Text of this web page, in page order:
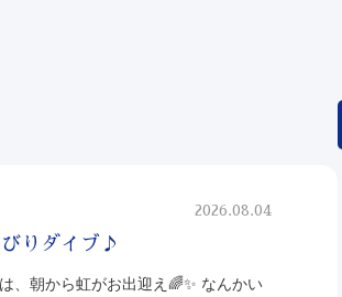
2026.08.04
りダイブ♪
、朝から虹がお出迎え🌈✨ なんかい